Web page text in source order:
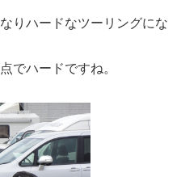
りハードなツーリングにな
でハードですね。